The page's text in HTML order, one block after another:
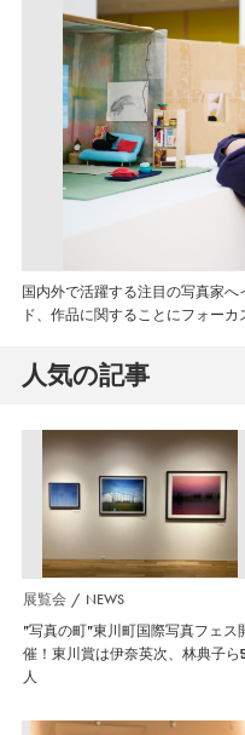
国内外で活躍する注目の写真家
ド、作品に関することにフォーカ
人気の記事
展覧会 NEWS
”写真の町”東川町国際写真フェス
催！東川賞は伊奈英次、林典子ら5
人